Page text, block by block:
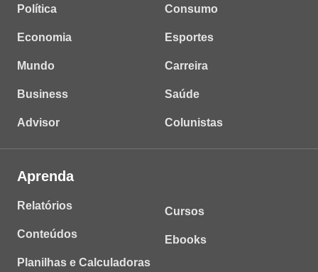
Política
Economia
Mundo
Business
Advisor
Consumo
Esportes
Carreira
Saúde
Colunistas
Aprenda
Relatórios
Conteúdos
Planilhas e Calculadoras
Cursos
Ebooks